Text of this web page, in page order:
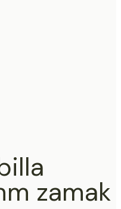
zamak